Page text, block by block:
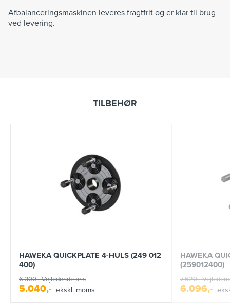
Afbalanceringsmaskinen leveres fragtfrit og er klar til brug
ved levering.
TILBEHØR
HAWEKA QUICKPLATE 4-HULS (249 012
400)
6.300,-Vejledende pris
5.040,- ekskl. moms
HAWEKA
(259012400)
7.620,-
6.096,-